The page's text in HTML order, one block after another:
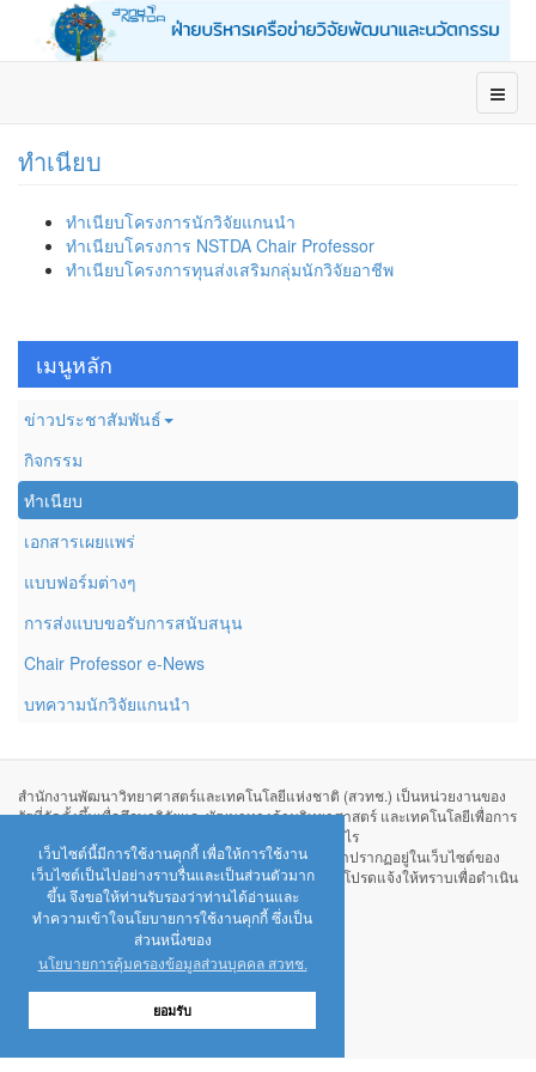
เว็บไซต์นี้มีการใช้งานคุกกี้ เพื่อให้การใช้งาน
เว็บไซต์เป็นไปอย่างราบรื่นและเป็นส่วนตัวมาก
ขึ้น จึงขอให้ท่านรับรองว่าท่านได้อ่านและ
ทำความเข้าใจนโยบายการใช้งานคุกกี้ ซึ่งเป็น
ส่วนหนึ่งของ
นโยบายการคุ้มครองข้อมูลส่วนบุคคล สวทช.
ยอมรับ
ทำเนียบ
ทำเนียบโครงการนักวิจัยแกนนำ
ทำเนียบโครงการ NSTDA Chair Professor
ทำเนียบโครงการทุนส่งเสริมกลุ่มนักวิจัยอาชีพ
เมนูหลัก
ข่าวประชาสัมพันธ์
กิจกรรม
ทำเนียบ
เอกสารเผยแพร่
แบบฟอร์มต่างๆ
การส่งแบบขอรับการสนับสนุน
Chair Professor e-News
บทความนักวิจัยแกนนำ
สำนักงานพัฒนาวิทยาศาสตร์และเทคโนโลยีแห่งชาติ (สวทช.) เป็นหน่วยงานของ
รัฐที่จัดตั้งขึ้นเพื่อศึกษาวิจัยและพัฒนาทางด้านวิทยาศาสตร์ และเทคโนโลยีเพื่อการ
พัฒนาประเทศไทย ไม่ได้มีวัตถุประสงค์เพื่อแสวงหากำไร
หากท่านพบว่ามีข้อมูลใดๆ ที่ละเมิดทรัพย์สินทางปัญญาปรากฏอยู่ในเว็บไซต์ของ
สำนักงานพัฒนาวิทยาศาสตร์และเทคโนโลยีแห่งชาติ โปรดแจ้งให้ทราบเพื่อดำเนิน
การแก้ปัญหาดังกล่าวโดยเร็วที่สุดต่อไป
นโยบายการคุ้มครองข้อมูลส่วนบุคคล